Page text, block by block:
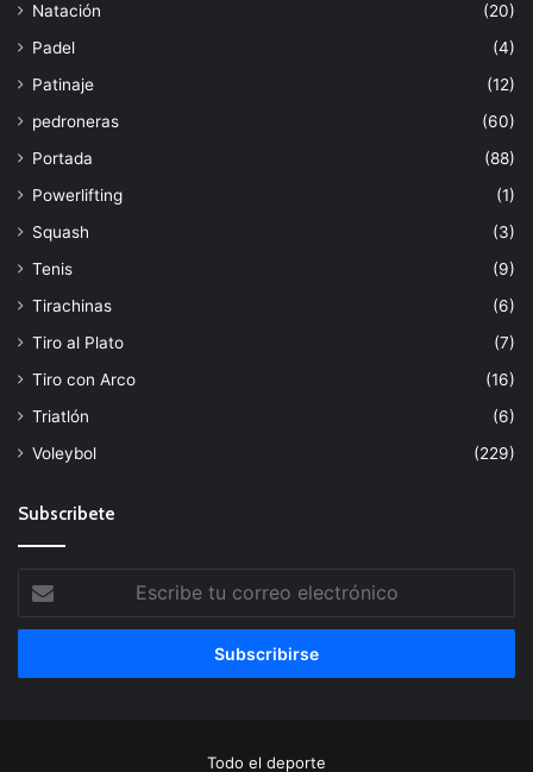
Natación
(20)
Padel
(4)
Patinaje
(12)
pedroneras
(60)
Portada
(88)
Powerlifting
(1)
Squash
(3)
Tenis
(9)
Tirachinas
(6)
Tiro al Plato
(7)
Tiro con Arco
(16)
Triatlón
(6)
Voleybol
(229)
Subscribete
Escribe
tu
correo
Todo el deporte